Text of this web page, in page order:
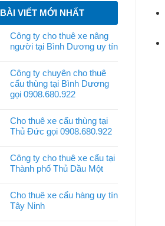
BÀI VIẾT MỚI NHẤT
Công ty cho thuê xe nâng
người tại Bình Dương uy tín
Công ty chuyên cho thuê
cẩu thùng tại Bình Dương
gọi 0908.680.922
Cho thuê xe cẩu thùng tại
Thủ Đức gọi 0908.680.922
Công ty cho thuê xe cẩu tại
Thành phố Thủ Dầu Một
Cho thuê xe cẩu hàng uy tín
Tây Ninh